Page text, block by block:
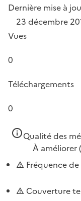
Dernière mise à
23 décembre
Vues
0
Téléchargements
0
Qualité des
À améliorer
Fréquence
Couverture